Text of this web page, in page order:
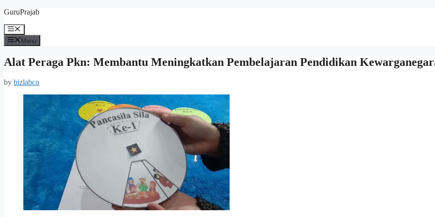
Skip
content
GuruPrajab
Menu
Menu
Alat Peraga Pkn: Membantu Meningkatkan Pembelajaran Pendidikan
by bizlabco